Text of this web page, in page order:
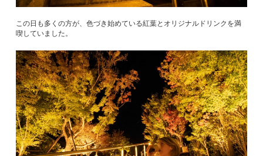
この日も多くの方が、色づき始めている紅葉とオリジナルドリンクを満
喫していました。